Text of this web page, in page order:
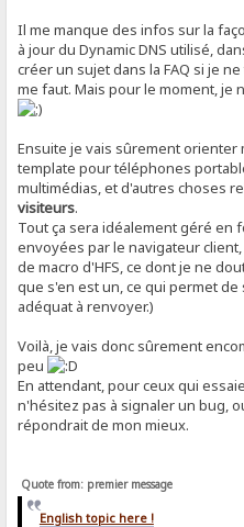
Il me manque des infos sur la
à jour du Dynamic DNS utilisé,
créer un sujet dans la FAQ si je
me faut. Mais pour le moment, je
Ensuite je vais sûrement orienter
template pour téléphones
multimédias, et d'autres choses
visiteurs.
Tout ça sera idéalement géré en
envoyées par le navigateur
de macro d'HFS, ce dont je ne
que s'en est un, ce qui permet
adéquat à renvoyer.)
Voilà, je vais donc sûrement
peu
En attendant, pour ceux qui
n'hésitez pas à signaler un bug,
répondrait de mon mieux.
Quote from: premier message
English topic here !